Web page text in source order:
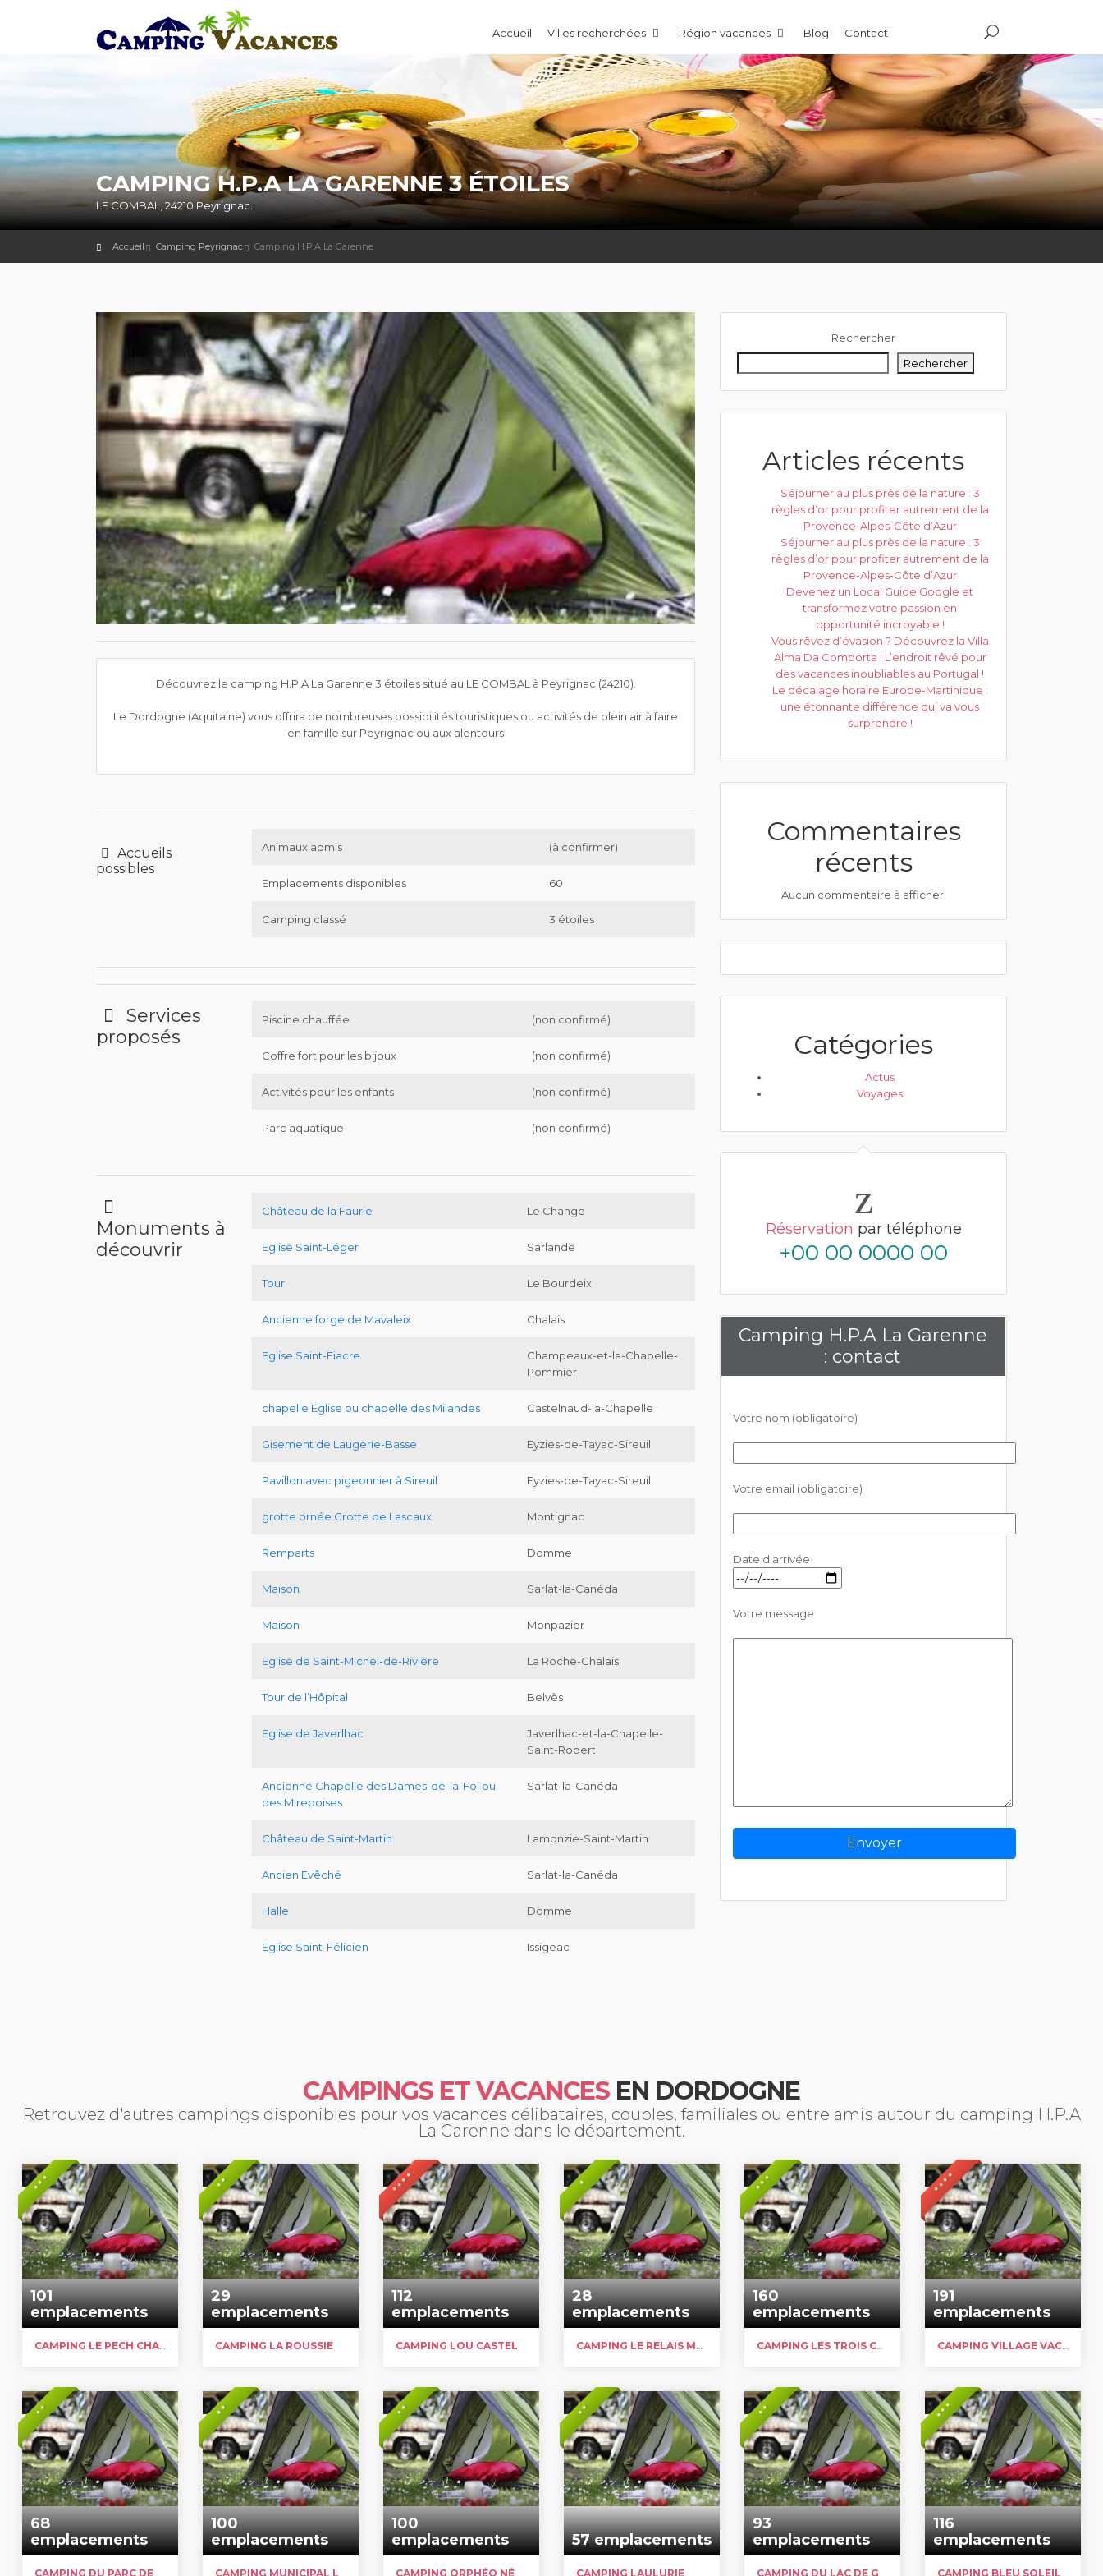
Accueil Villes recherchées Région vacances Blog Contact
CAMPING H.P.A LA GARENNE 3 ÉTOILES
LE COMBAL, 24210 Peyrignac.
Accueil Camping Peyrignac Camping H.P.A La Garenne
Découvrez le camping H.P.A La Garenne 3 étoiles situé au LE COMBAL à Peyrignac (24210).
Le Dordogne (Aquitaine) vous offrira de nombreuses possibilités touristiques ou activités de plein air à faire
en famille sur Peyrignac ou aux alentours
Accueils
possibles
Animaux admis (à confirmer)
Emplacements disponibles 60
Camping classé 3 étoiles
Services
proposés
Piscine chauffée (non confirmé)
Coffre fort pour les bijoux (non confirmé)
Activités pour les enfants (non confirmé)
Parc aquatique (non confirmé)
Monuments à
découvrir
Château de la Faurie Le Change
Eglise Saint-Léger Sarlande
Tour Le Bourdeix
Ancienne forge de Mavaleix Chalais
Eglise Saint-Fiacre
Champeaux-et-la-Chapelle-
Pommier
chapelle Eglise ou chapelle des Milandes Castelnaud-la-Chapelle
Gisement de Laugerie-Basse Eyzies-de-Tayac-Sireuil
Pavillon avec pigeonnier à Sireuil Eyzies-de-Tayac-Sireuil
grotte ornée Grotte de Lascaux Montignac
Remparts Domme
Maison Sarlat-la-Canéda
Maison Monpazier
Eglise de Saint-Michel-de-Rivière La Roche-Chalais
Tour de l’Hôpital Belvès
Eglise de Javerlhac
Javerlhac-et-la-Chapelle-
Saint-Robert
Ancienne Chapelle des Dames-de-la-Foi ou
des Mirepoises
Sarlat-la-Canéda
Château de Saint-Martin Lamonzie-Saint-Martin
Ancien Evêché Sarlat-la-Canéda
Halle Domme
Eglise Saint-Félicien Issigeac
Rechercher
Rechercher
Articles récents
Séjourner au plus près de la nature : 3
règles d’or pour profiter autrement de la
Provence-Alpes-Côte d’Azur
Séjourner au plus près de la nature : 3
règles d’or pour profiter autrement de la
Provence-Alpes-Côte d’Azur
Devenez un Local Guide Google et
transformez votre passion en
opportunité incroyable !
Vous rêvez d’évasion ? Découvrez la Villa
Alma Da Comporta : L’endroit rêvé pour
des vacances inoubliables au Portugal !
Le décalage horaire Europe-Martinique :
une étonnante différence qui va vous
surprendre !
Commentaires
récents
Aucun commentaire à afficher.
Catégories
Actus
Voyages
Réservation par téléphone
+00 00 0000 00
Camping H.P.A La Garenne
: contact
Votre nom (obligatoire)
Votre email (obligatoire)
Date d'arrivée
Votre message
CAMPINGS ET VACANCES EN DORDOGNE
Retrouvez d'autres campings disponibles pour vos vacances célibataires, couples, familiales ou entre amis autour du camping H.P.A
La Garenne dans le département.
* * *
101
emplacements
CAMPING LE PECH CHARMANT
* *
29
emplacements
CAMPING LA ROUSSIE
* * * *
112
emplacements
CAMPING LOU CASTEL
*
28
emplacements
CAMPING LE RELAIS MOTO DES SOURCES
* * *
160
emplacements
CAMPING LES TROIS CAUPAIN
* * * *
191
emplacements
CAMPING VILLAGE VACANCES CLUB LA BOUQUERIE
* *
68
emplacements
* *
100
emplacements
* *
100
emplacements
CAMPING ORPHÉO NÉGRO
* *
57 emplacements
CAMPING LAULURIE
* *
93
emplacements
* * *
116
emplacements
CAMPING BLEU SOLEIL